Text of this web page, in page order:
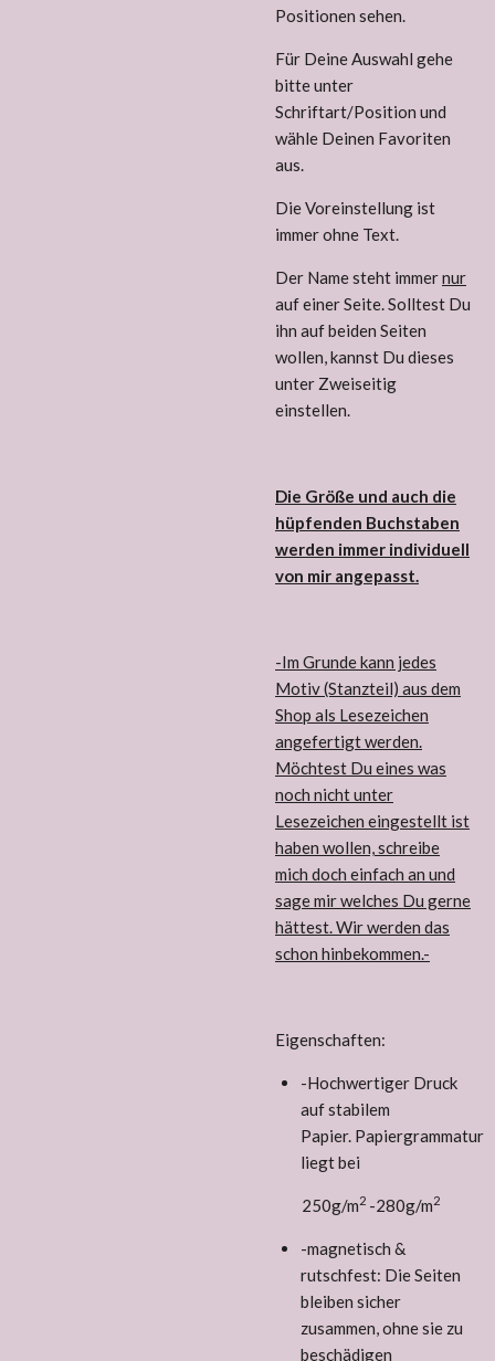
Positionen sehen.
Für Deine Auswahl gehe
bitte unter
Schriftart/Position und
wähle Deinen Favoriten
aus.
Die Voreinstellung ist
immer ohne Text.
Der Name steht immernur
auf einer Seite. Solltest Du
ihn auf beiden Seiten
wollen, kannst Du dieses
unter Zweiseitig
einstellen.
Die Größe und auch die
hüpfenden Buchstaben
werden immer individuell
von mir angepasst.
-Im Grunde kann jedes
Motiv (Stanzteil) aus dem
Shop als Lesezeichen
angefertigt werden.
Möchtest Du eines was
noch nicht unter
Lesezeichen eingestellt ist
haben wollen, schreibe
mich doch einfach an und
sage mir welches Du gerne
hättest. Wir werden das
schon hinbekommen.-
Eigenschaften:
-Hochwertiger Druck
auf stabilem
Papier. Papiergrammatur
liegt bei
250g/m2 -280g/m2
-magnetisch &
rutschfest: Die Seiten
bleiben sicher
zusammen, ohne sie zu
beschädigen